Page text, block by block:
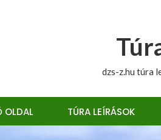
dzs-z.hu túra
OLDAL TÚRA LEÍRÁSOK